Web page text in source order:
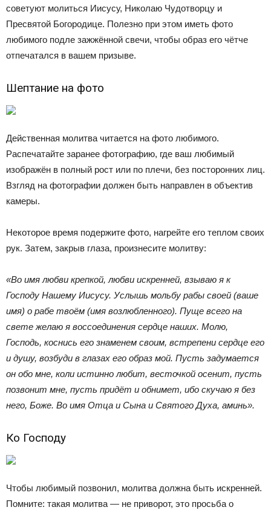
советуют молиться Иисусу, Николаю Чудотворцу и
Пресвятой Богородице. Полезно при этом иметь фото
любимого подле зажжённой свечи, чтобы образ его чётче
отпечатался в вашем призыве.
Шептание на фото
Действенная молитва читается на фото любимого.
Распечатайте заранее фотографию, где ваш любимый
изображён в полный рост или по плечи, без посторонних лиц.
Взгляд на фотографии должен быть направлен в объектив
камеры.
Некоторое время подержите фото, нагрейте его теплом своих
рук. Затем, закрыв глаза, произнесите молитву:
«Во имя любви крепкой, любви искренней, взываю я к
Господу Нашему Иисусу. Услышь мольбу рабы своей (ваше
имя) о рабе твоём (имя возлюбленного). Пуще всего на
свете желаю я воссоединения сердце наших. Молю,
Господь, коснись его знаменем своим, встрепени сердце его
и душу, возбуди в глазах его образ мой. Пусть задумается
он обо мне, коли истинно любит, весточкой осенит, пусть
позвонит мне, пусть придёт и обнимет, ибо скучаю я без
него, Боже. Во имя Отца и Сына и Святого Духа, аминь».
Ко Господу
Чтобы любимый позвонил, молитва должна быть искренней.
Помните: такая молитва — не приворот, это просьба о